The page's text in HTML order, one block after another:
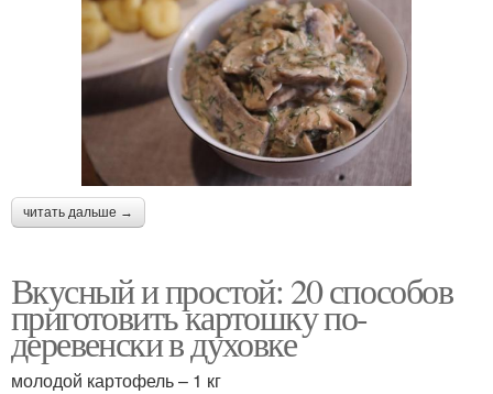
читать дальше →
Вкусный и простой: 20 способов
приготовить картошку по-
деревенски в духовке
молодой картофель – 1 кг